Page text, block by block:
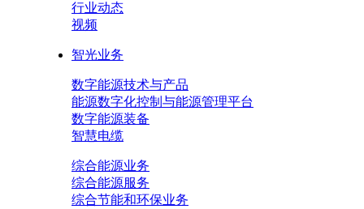
行业动态
视频
智光业务
数字能源技术与产品
能源数字化控制与能源管理平台
数字能源装备
智慧电缆
综合能源业务
综合能源服务
综合节能和环保业务